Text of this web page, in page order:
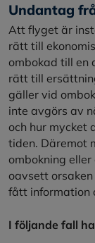
Undantag
Att flyget är
rätt till
ombokad till en
rätt till
gäller vid
inte avgörs av
och hur mycket
tiden. Däremot
ombokning
oavsett
fått information
I följande fall